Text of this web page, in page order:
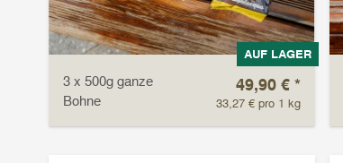
AUF LAGER
3 x 500g ganze
Bohne
49,90 € *
33,27 € pro 1 kg